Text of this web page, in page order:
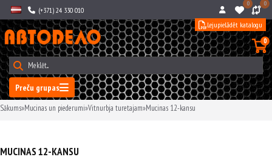
(+371) 24 330 010
0 0
Preču grupas
0
Lejupielādēt katalogu
Sākums»Mucinas un piederumi»Vitnurbja turetajam»Mucinas 12-kansu
MUCINAS 12-KANSU